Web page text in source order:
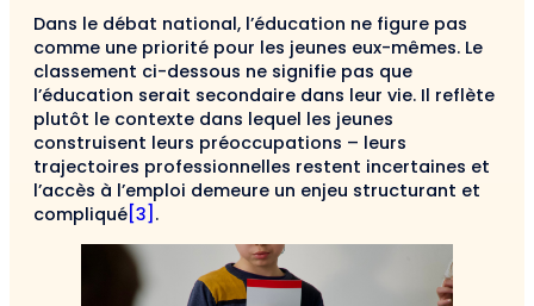
Dans le débat national, l’éducation ne figure pas
comme une priorité pour les jeunes eux-mêmes. Le
classement ci-dessous ne signifie pas que
l’éducation serait secondaire dans leur vie. Il reflète
plutôt le contexte dans lequel les jeunes
construisent leurs préoccupations – leurs
trajectoires professionnelles restent incertaines et
l’accès à l’emploi demeure un enjeu structurant et
compliqué [3] .